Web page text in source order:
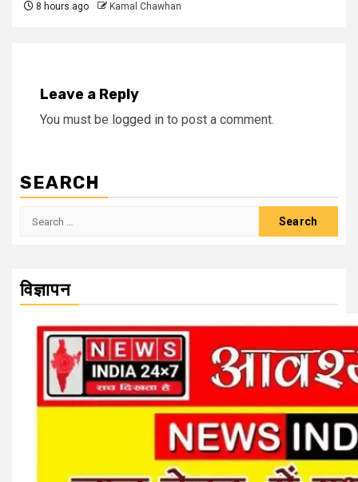
8 hours ago Kamal Chawhan
Leave a Reply
You must be logged in to post a comment.
SEARCH
Search
विज्ञापन